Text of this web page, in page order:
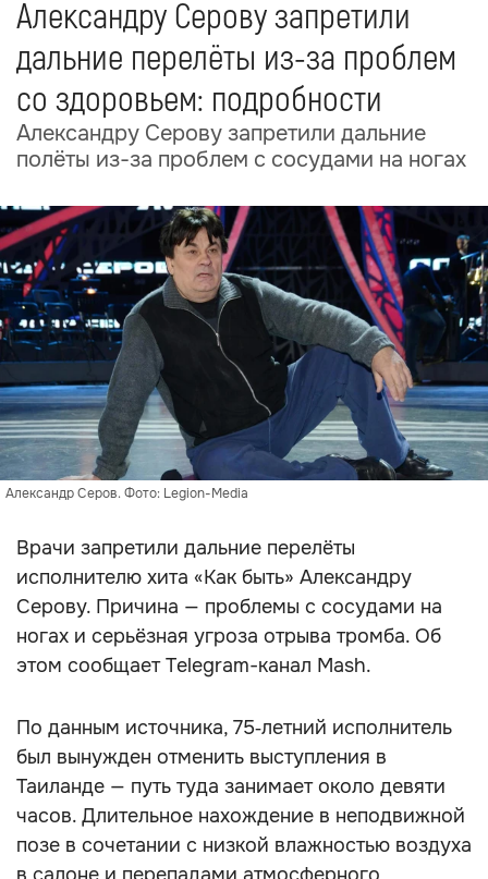
Александру Серову запретили
дальние перелёты из-за проблем
со здоровьем: подробности
Александру Серову запретили дальние
полёты из-за проблем с сосудами на ногах
Александр Серов. Фото: Legion-Media
Врачи запретили дальние перелёты
исполнителю хита «Как быть» Александру
Серову. Причина — проблемы с сосудами на
ногах и серьёзная угроза отрыва тромба. Об
этом сообщает Telegram-канал Mash.
По данным источника, 75‑летний исполнитель
был вынужден отменить выступления в
Таиланде — путь туда занимает около девяти
часов. Длительное нахождение в неподвижной
позе в сочетании с низкой влажностью воздуха